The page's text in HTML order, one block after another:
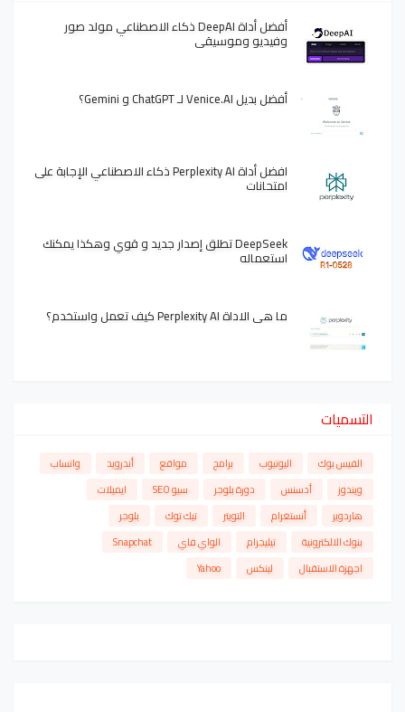
أفضل أداة DeepAI ذكاء الاصطناعي مولد صور
وفيديو وموسيقى
أفضل بديل Venice.AI لـ ChatGPT و Gemini؟
افضل أداة Perplexity AI ذكاء الاصطناعي الإجابة على
امتحانات
DeepSeek تطلق إصدار جديد و قوي وهكذا يمكنك
استعماله
ما هي الاداة Perplexity AI كيف تعمل واستخدم؟
التسميات
الفيس بوك اليوتيوب برامج مواقع أندرويد
واتساب
ويندوز
أدسنس دورة بلوجر سيو SEO
ايميلات
هاردوير
أنستغرام التويتر تيك توك
بلوجر
بنوك الالكترونية
تيليجرام الواي فاي
Snapchat
اجهزة الاستقبال
لينكس Yahoo